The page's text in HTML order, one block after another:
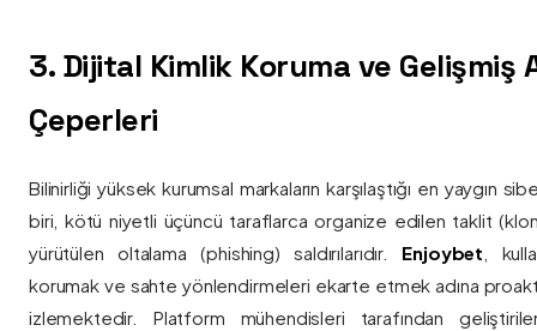
3. Dijital Kimlik Koruma ve Gelişmiş
Çeperleri
Bilinirliği yüksek kurumsal markaların karşılaştığı en yaygın
biri, kötü niyetli üçüncü taraflarca organize edilen taklit
yürütülen oltalama (phishing) saldırılarıdır. Enjoybet ,
korumak ve sahte yönlendirmeleri ekarte etmek adına
izlemektedir. Platform mühendisleri tarafından